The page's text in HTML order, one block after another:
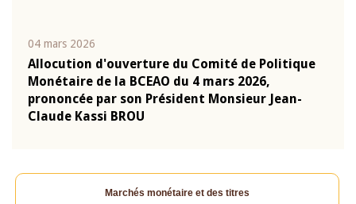
04 mars 2026
Allocution d'ouverture du Comité de Politique
Monétaire de la BCEAO du 4 mars 2026,
prononcée par son Président Monsieur Jean-
Claude Kassi BROU
Marchés monétaire et des titres